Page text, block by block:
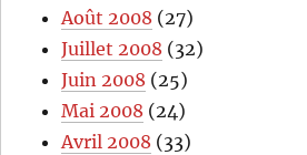
Août 2008 (27)
Juillet 2008 (32)
Juin 2008 (25)
Mai 2008 (24)
Avril 2008 (33)